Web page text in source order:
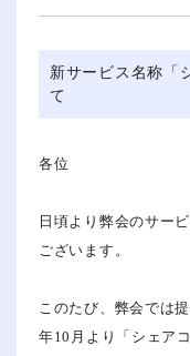
新サービス名称「
て
各位
日頃より弊会のサー
ございます。
このたび、弊会では
年10月より「シェア